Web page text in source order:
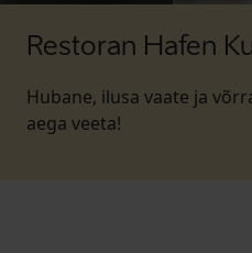
Restoran Hafen
Hubane, ilusa vaate ja
aega veeta!